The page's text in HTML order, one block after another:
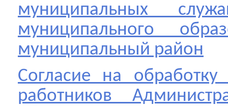
муниципальных
муниципального
муниципальный район
Согласие на
работников